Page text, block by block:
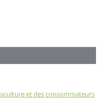
et des consommateurs